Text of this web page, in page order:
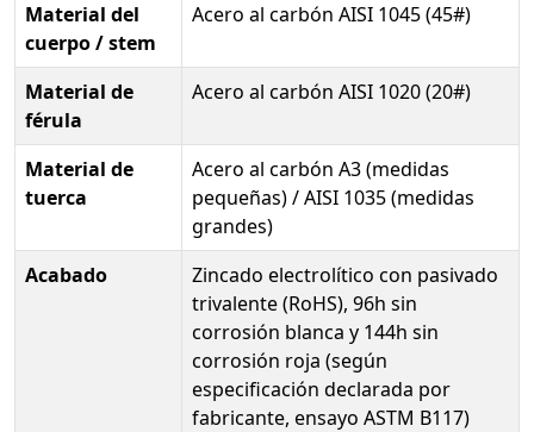
Material del
cuerpo / stem
Acero al carbón AISI 1045 (45#)
Material de
férula
Acero al carbón AISI 1020 (20#)
Material de
tuerca
Acero al carbón A3 (medidas
pequeñas) / AISI 1035 (medidas
grandes)
Acabado
Zincado electrolítico con pasivado
trivalente (RoHS), 96h sin
corrosión blanca y 144h sin
corrosión roja (según
especificación declarada por
fabricante, ensayo ASTM B117)